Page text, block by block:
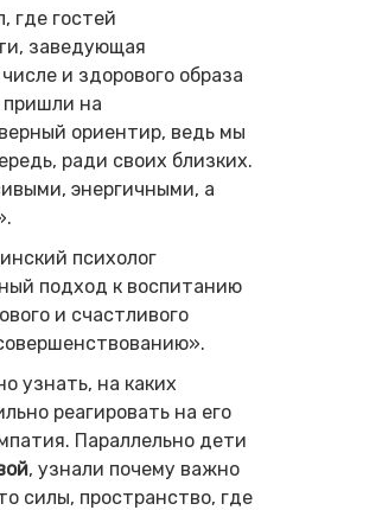
где гостей
заведующая
и здорового образа
пришли на
ориентир, ведь мы
ради своих близких.
энергичными, а
психолог
подход к воспитанию
и счастливого
узнать, на каких
реагировать на его
Параллельно дети
, узнали почему важно
силы, пространство, где